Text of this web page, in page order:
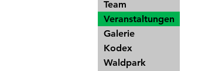
Team
Veranstaltungen
Galerie
Kodex
Waldpark